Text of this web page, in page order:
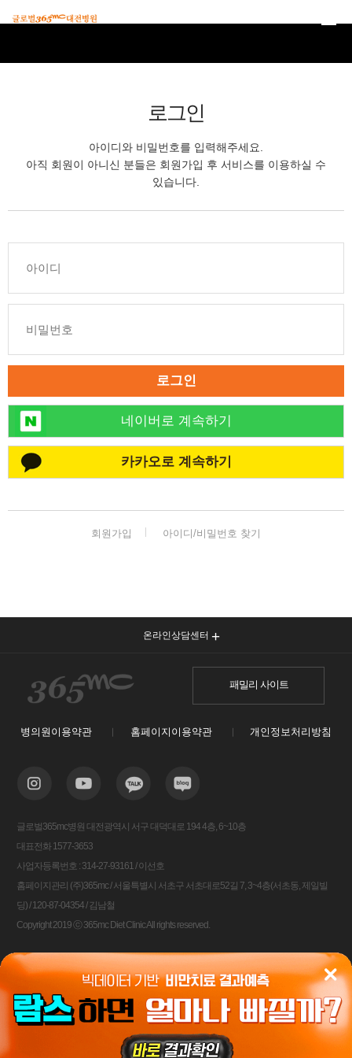
로그인
아이디와 비밀번호를 입력해주세요.
아직 회원이 아니신 분들은 회원가입 후 서비스를 이용하실 수
있습니다.
로그인
네이버로 계속하기
카카오로 계속하기
회원가입 아이디/비밀번호 찾기
온라인상담센터
패밀리 사이트
병의원이용약관 홈페이지이용약관 개인정보처리방침
글로벌365mc병원 대전광역시 서구 대덕대로 194 4층, 6~10층
대표전화 1577-3653
사업자등록번호 : 314-27-93161 / 이선호
홈페이지관리 (주)365mc / 서울특별시 서초구 서초대로52길 7, 3~4층(서초동, 제일빌
딩) / 120-87-04354 / 김남철
Copyright 2019 ⓒ 365mc Diet Clinic All rights reserved.